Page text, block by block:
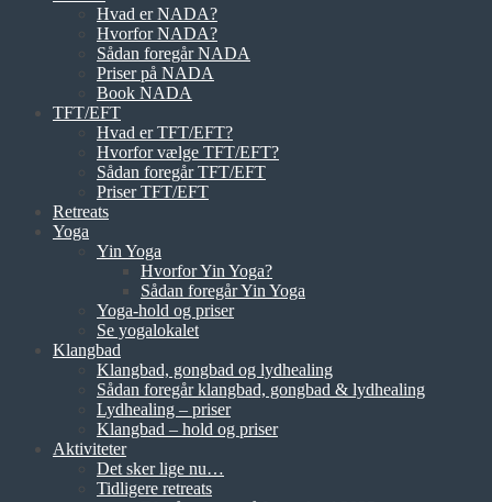
Hvad er NADA?
Hvorfor NADA?
Sådan foregår NADA
Priser på NADA
Book NADA
TFT/EFT
Hvad er TFT/EFT?
Hvorfor vælge TFT/EFT?
Sådan foregår TFT/EFT
Priser TFT/EFT
Retreats
Yoga
Yin Yoga
Hvorfor Yin Yoga?
Sådan foregår Yin Yoga
Yoga-hold og priser
Se yogalokalet
Klangbad
Klangbad, gongbad og lydhealing
Sådan foregår klangbad, gongbad & lydhealing
Lydhealing – priser
Klangbad – hold og priser
Aktiviteter
Det sker lige nu…
Tidligere retreats